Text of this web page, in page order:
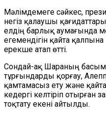
Мәлімдемеге сәйкес,
негіз қалаушы
елдің барлық аумағында
егемендігін қайта
ерекше атап өтті.
Сондай-ақ Шараның
тұрғындарды қорғау,
қамтамасыз ету және
кедергі келтіріп отырған
тоқтату екені айтылды.